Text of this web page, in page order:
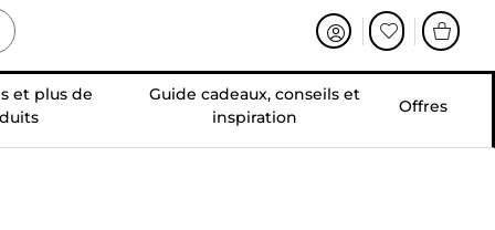
et plus de
Guide cadeaux, conseils et
inspiration
Offres